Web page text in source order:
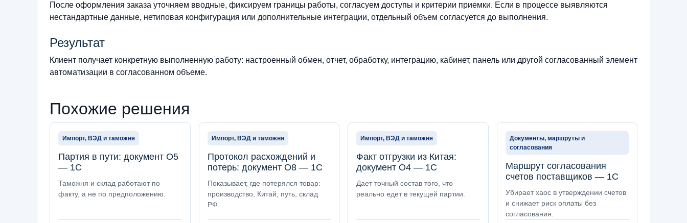
После оформления заказа уточняем вводные, фиксируем границы работы, согласуем доступы и критерии приемки. Если в процессе выявляются
нестандартные данные, нетиповая конфигурация или дополнительные интеграции, отдельный объем согласуется до выполнения.
Результат
Клиент получает конкретную выполненную работу: настроенный обмен, отчет, обработку, интеграцию, кабинет, панель или другой согласованный элемент
автоматизации в согласованном объеме.
Похожие решения
Импорт, ВЭД и таможня
Партия в пути: документ О5
— 1С
Таможня и склад работают по
факту, а не по предположению.
Импорт, ВЭД и таможня
Протокол расхождений и
потерь: документ О8 — 1С
Показывает, где потерялся товар:
производство, Китай, путь, склад
РФ.
Импорт, ВЭД и таможня
Факт отгрузки из Китая:
документ О4 — 1С
Дает точный состав того, что
реально едет в текущей партии.
Документы, маршруты и
согласования
Маршрут согласования
счетов поставщиков — 1С
Убирает хаос в утверждении счетов
и снижает риск оплаты без
согласования.